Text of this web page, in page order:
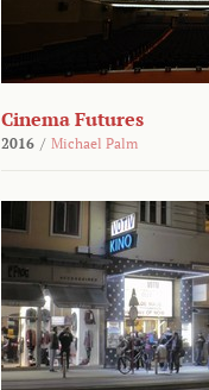
Cinema Futures
2016 / Michael Palm